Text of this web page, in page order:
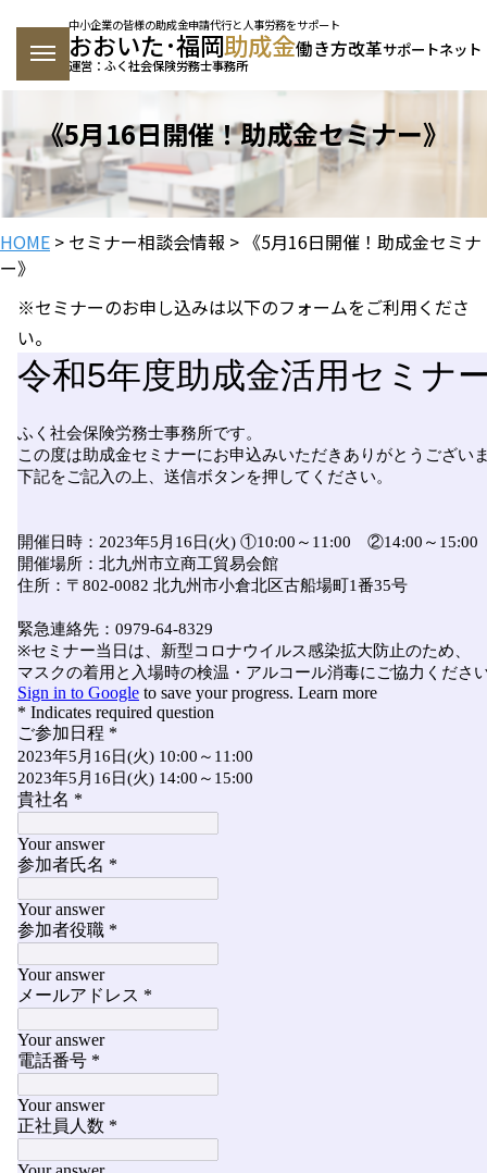
中小企業の皆様の助成金申請代行と人事労務をサポート
おおいた･福岡助成金働き方改革サポートネット
運営：ふく社会保険労務士事務所
《5月16日開催！助成金セミナー》
HOME > セミナー相談会情報 > 《5月16日開催！助成金セミナ
ー》
※セミナーのお申し込みは以下のフォームをご利用くださ
い。